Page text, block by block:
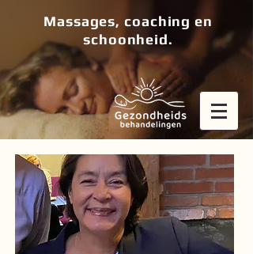
Massages, coaching en
schoonheid.